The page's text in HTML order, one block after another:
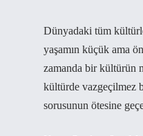
Dünyadaki tüm
yaşamın küçük ama
zamanda bir kültürün
kültürde vazgeçilmez
sorusunun ötesine